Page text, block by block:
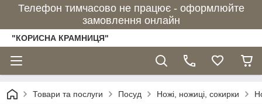
Телефон тимчасово не працює - оформлюйте
замовлення онлайн
"КОРИСНА КРАМНИЦЯ"
Товари та послуги Посуд Ножі, ножиці, сокирки